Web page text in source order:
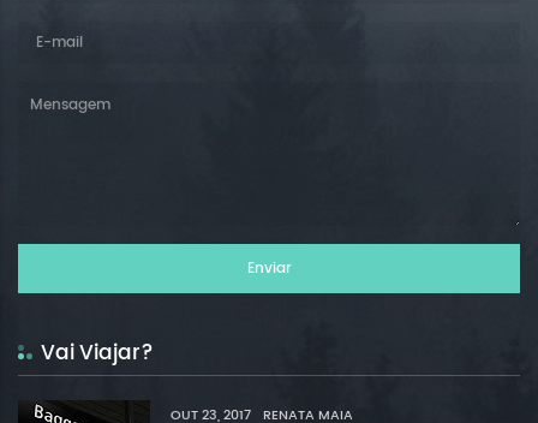
Vai Viajar?
OUT 23, 2017 RENATA MAIA